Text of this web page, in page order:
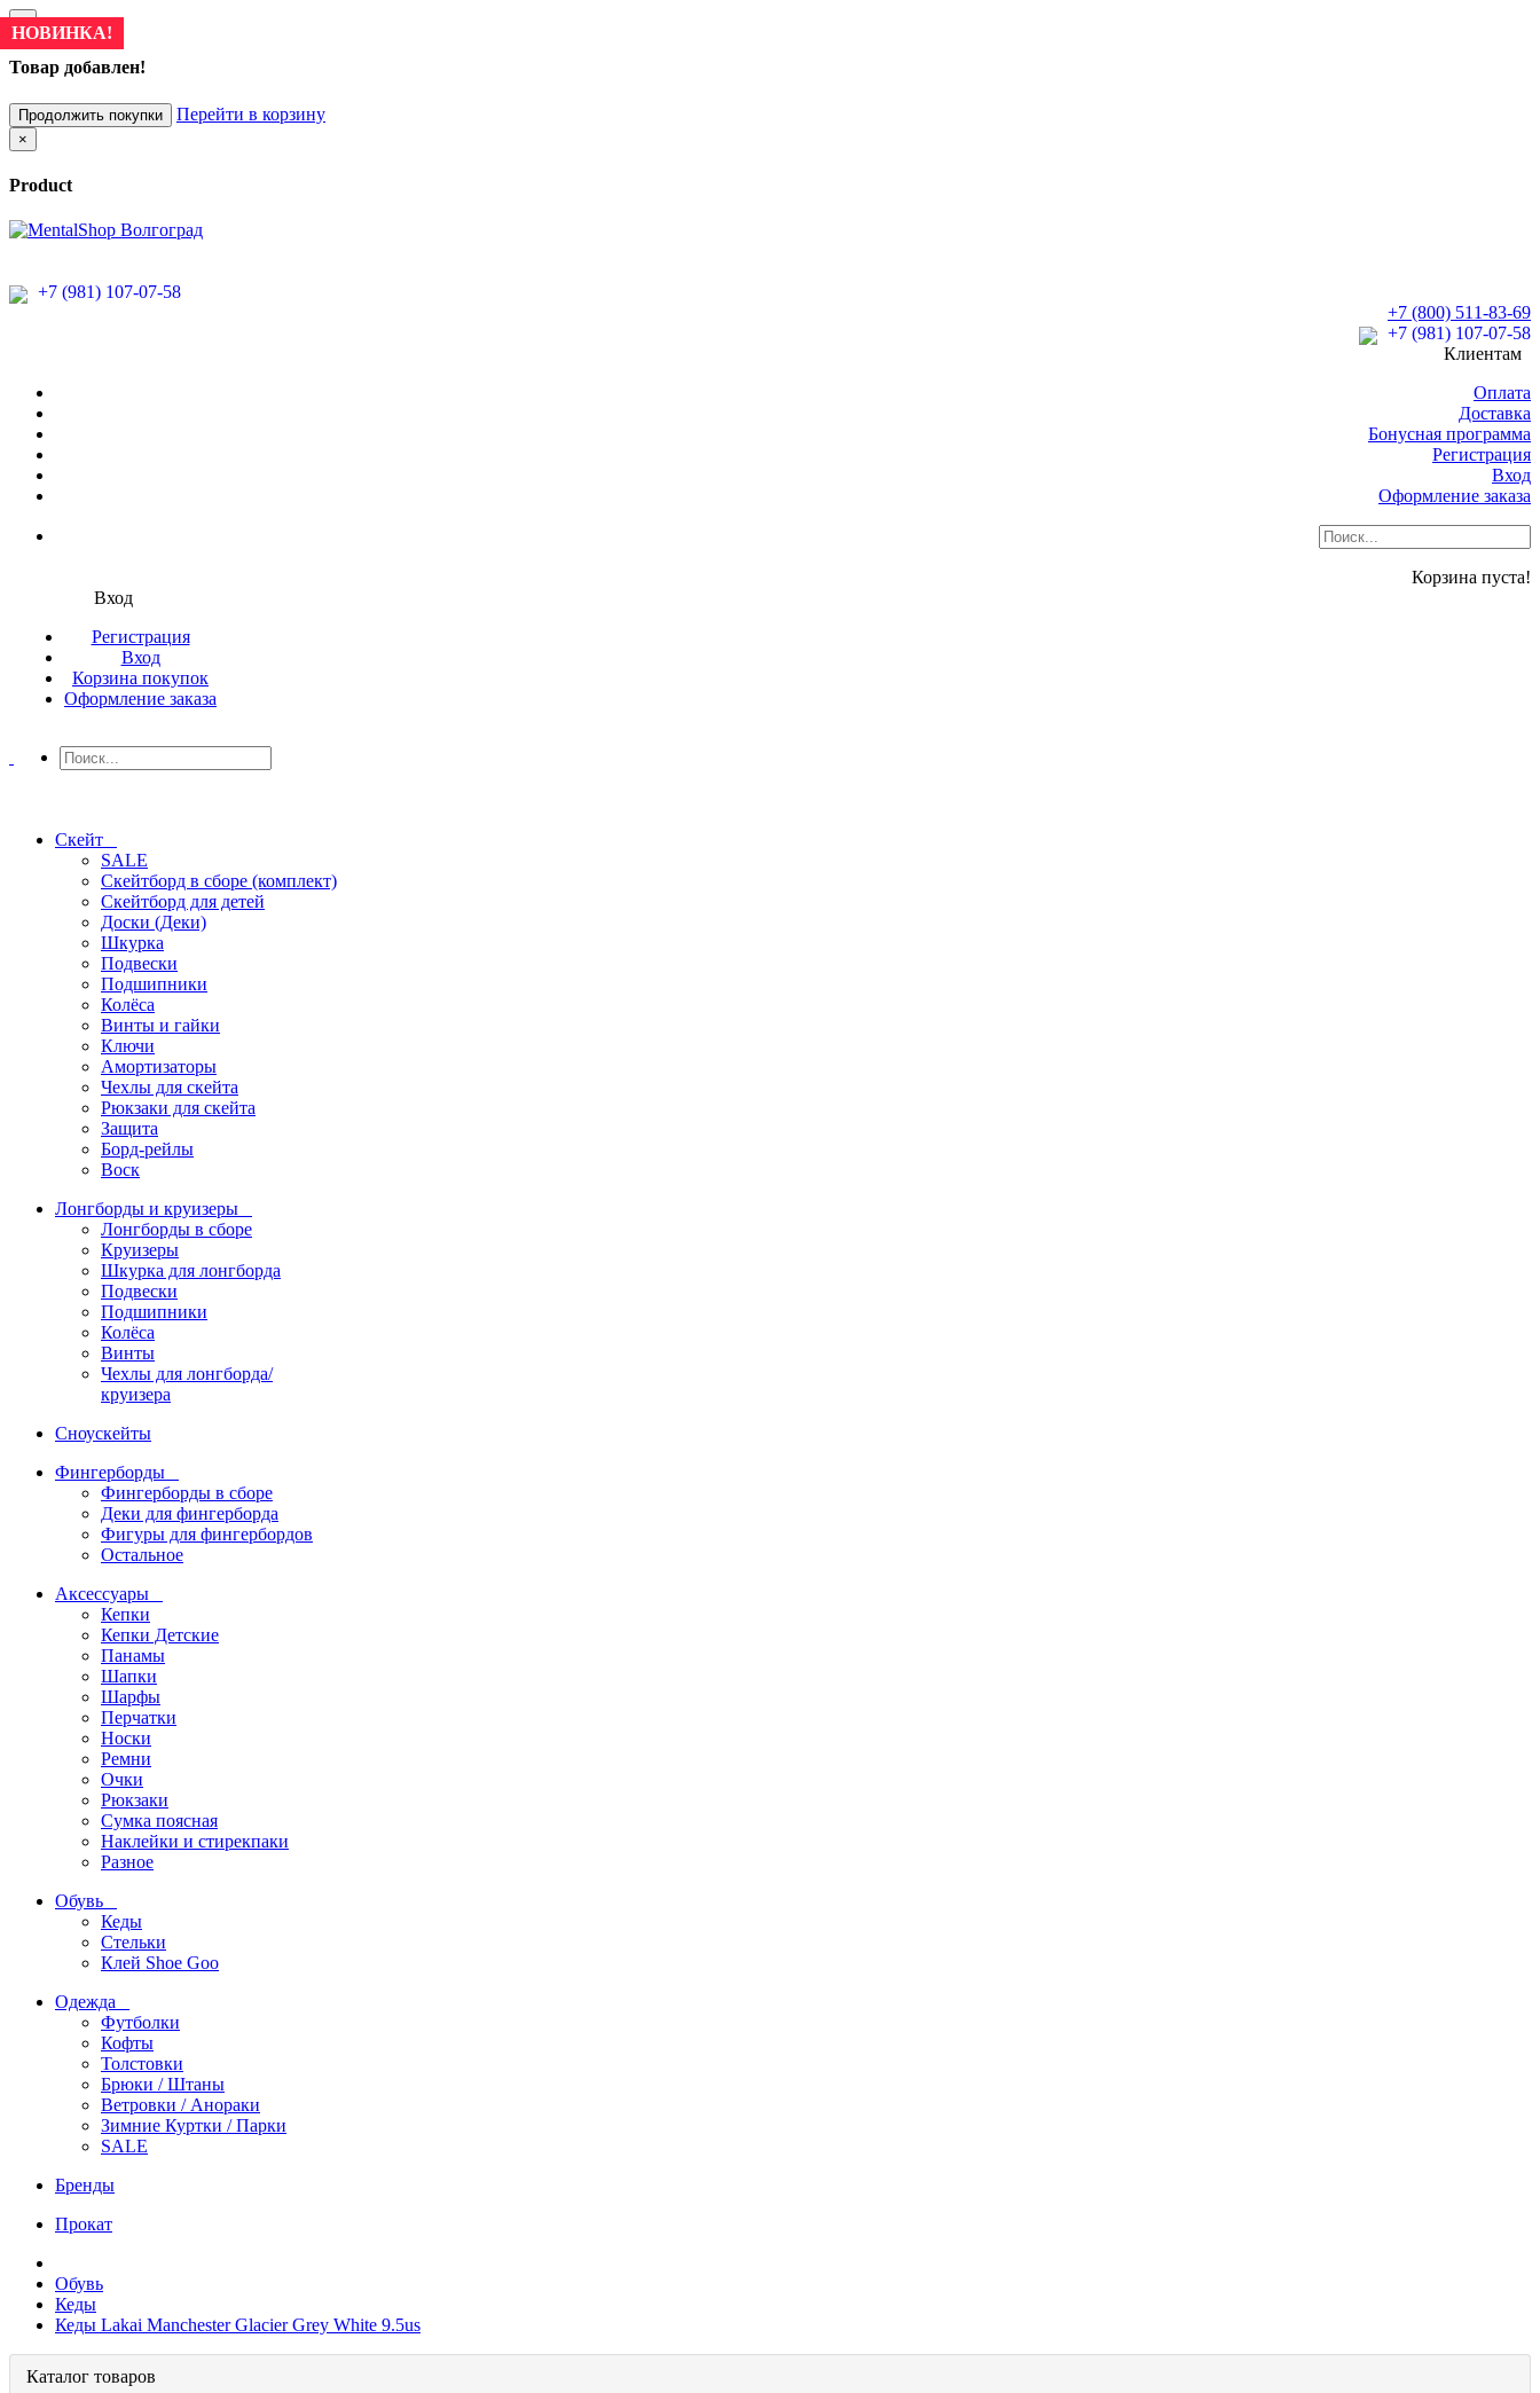
×
Товар добавлен!
Продолжить покупки Перейти в корзину
×
Product
+7 (981) 107-07-58
+7 (800) 511-83-69
+7 (981) 107-07-58
Клиентам
Оплата
Доставка
Бонусная программа
Регистрация
Вход
Оформление заказа
Корзина пуста!
Вход
Регистрация
Вход
Корзина покупок
Оформление заказа
Скейт
SALE
Скейтборд в сборе (комплект)
Скейтборд для детей
Доски (Деки)
Шкурка
Подвески
Подшипники
Колёса
Винты и гайки
Ключи
Амортизаторы
Чехлы для скейта
Рюкзаки для скейта
Защита
Борд-рейлы
Воск
Лонгборды и круизеры
Лонгборды в сборе
Круизеры
Шкурка для лонгборда
Подвески
Подшипники
Колёса
Винты
Чехлы для лонгборда/
круизера
Сноускейты
Фингерборды
Фингерборды в сборе
Деки для фингерборда
Фигуры для фингербордов
Остальное
Аксессуары
Кепки
Кепки Детские
Панамы
Шапки
Шарфы
Перчатки
Носки
Ремни
Очки
Рюкзаки
Сумка поясная
Наклейки и стирекпаки
Разное
Обувь
Кеды
Стельки
Клей Shoe Goo
Одежда
Футболки
Кофты
Толстовки
Брюки / Штаны
Ветровки / Анораки
Зимние Куртки / Парки
SALE
Бренды
Прокат
Обувь
Кеды
Кеды Lakai Manchester Glacier Grey White 9.5us
Каталог товаров
НОВИНКА!